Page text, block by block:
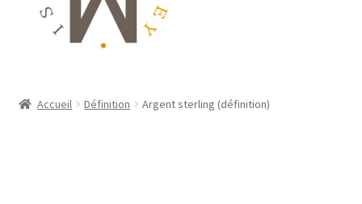
Accueil Définition Argent sterling (définition)